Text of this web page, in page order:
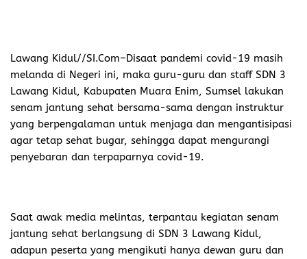
Lawang Kidul//SI.Com–Disaat pandemi covid-19 masih
melanda di Negeri ini, maka guru-guru dan staff SDN 3
Lawang Kidul, Kabupaten Muara Enim, Sumsel lakukan
senam jantung sehat bersama-sama dengan instruktur
yang berpengalaman untuk menjaga dan mengantisipasi
agar tetap sehat bugar, sehingga dapat mengurangi
penyebaran dan terpaparnya covid-19.
Saat awak media melintas, terpantau kegiatan senam
jantung sehat berlangsung di SDN 3 Lawang Kidul,
adapun peserta yang mengikuti hanya dewan guru dan